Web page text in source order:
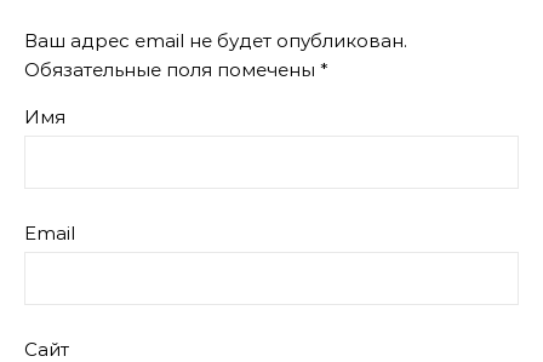
Ваш адрес email не будет опубликован.
Обязательные поля помечены *
Имя
Email
Сайт